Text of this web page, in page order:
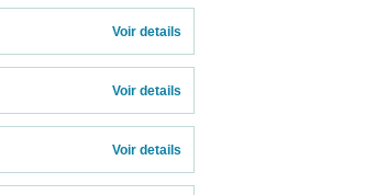
Voir details
Voir details
Voir details